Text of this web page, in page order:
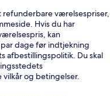
refunderbare værelsespriser,
Hvis du har
kan
dage før indtjekning
afbestillingspolitik. Du skal
og betingelser.